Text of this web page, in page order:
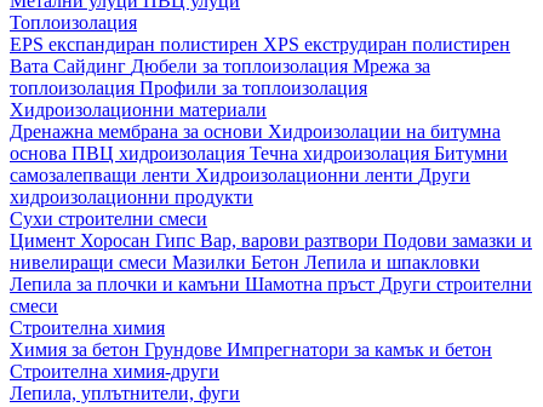
Топлоизолация
EPS експандиран полистирен XPS екструдиран полистирен
Вата Сайдинг Дюбели за топлоизолация Мрежа за
топлоизолация Профили за топлоизолация
Хидроизолационни материали
Дренажна мембрана за основи Хидроизолации на битумна
основа ПВЦ хидроизолация Течна хидроизолация Битумни
самозалепващи ленти Хидроизолационни ленти Други
хидроизолационни продукти
Сухи строителни смеси
Цимент Хоросан Гипс Вар, варови разтвори Подови замазки и
нивелиращи смеси Мазилки Бетон Лепила и шпакловки
Лепила за плочки и камъни Шамотна пръст Други строителни
смеси
Строителна химия
Химия за бетон Грундове Импрегнатори за камък и бетон
Строителна химия-други
Лепила, уплътнители, фуги